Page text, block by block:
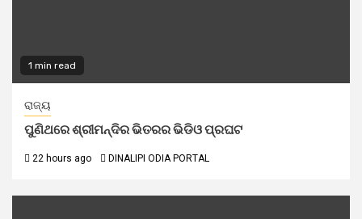
1 min read
ରାଜ୍ୟ
ପୁଣିଥରେ ଶ୍ରୀମନ୍ଦିର ଭିତରର ଭିଡିଓ ପ୍ରଘଟ
22 hours ago DINALIPI ODIA PORTAL